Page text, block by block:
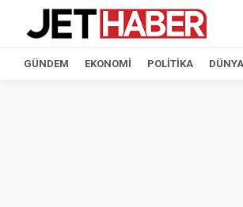
GÜNDEM EKONOMI POLITIKA DÜNYA